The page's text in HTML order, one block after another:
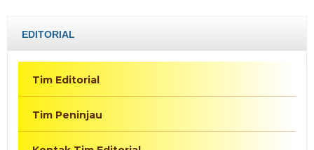
EDITORIAL
Tim Editorial
Tim Peninjau